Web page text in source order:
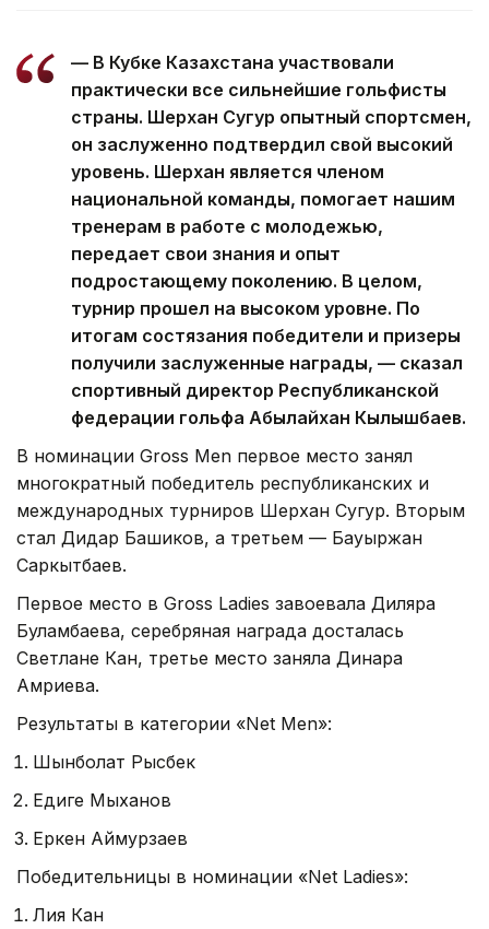
— В Кубке Казахстана участвовали
практически все сильнейшие гольфисты
страны. Шерхан Сугур опытный спортсмен,
он заслуженно подтвердил свой высокий
уровень. Шерхан является членом
национальной команды, помогает нашим
тренерам в работе с молодежью,
передает свои знания и опыт
подростающему поколению. В целом,
турнир прошел на высоком уровне. По
итогам состязания победители и призеры
получили заслуженные награды, — сказал
спортивный директор Республиканской
федерации гольфа Абылайхан Кылышбаев.
В номинации Gross Men первое место занял
многократный победитель республиканских и
международных турниров Шерхан Сугур. Вторым
стал Дидар Башиков, а третьем — Бауыржан
Саркытбаев.
Первое место в Gross Ladies завоевала Диляра
Буламбаева, серебряная награда досталась
Светлане Кан, третье место заняла Динара
Амриева.
Результаты в категории «Net Men»:
Шынболат Рысбек
Едиге Мыханов
Еркен Аймурзаев
Победительницы в номинации «Net Ladies»:
Лия Кан